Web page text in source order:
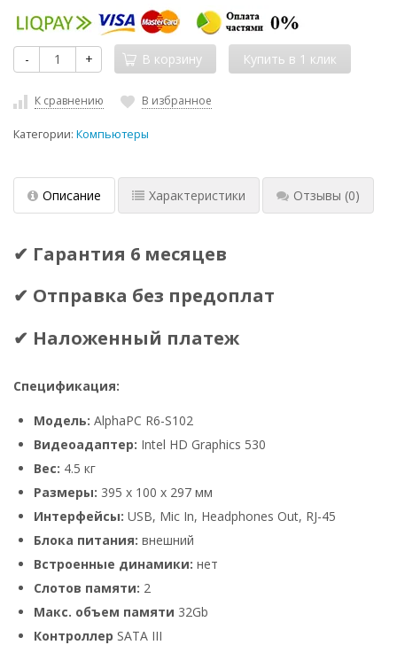
- + В корзину
К сравнению В избранное
Категории: Компьютеры
Описание Характеристики Отзывы (0)
✔ Гарантия 6 месяцев
✔ Отправка без предоплат
✔ Наложенный платеж
Спецификация:
Модель: AlphaPC R6-S102
Видеоадаптер: Intel HD Graphics 530
Вес: 4.5 кг
Размеры: 395 x 100 x 297 мм
Интерфейсы: USB, Mic In, Headphones Out, RJ-45
Блока питания: внешний
Встроенные динамики: нет
Слотов памяти: 2
Макс. объем памяти 32Gb
Контроллер SATA III